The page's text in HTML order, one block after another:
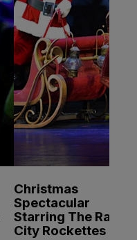
Christmas
Spectacular
Starring The Radio
City Rockettes